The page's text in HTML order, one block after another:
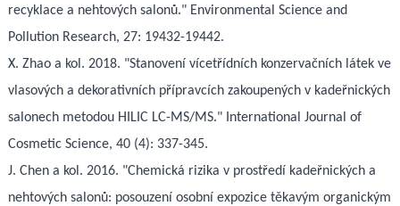
recyklace a nehtových salonů." Environmental Science and
Pollution Research, 27: 19432-19442.
X. Zhao a kol. 2018. "Stanovení vícetřídních konzervačních látek ve
vlasových a dekorativních přípravcích zakoupených v kadeřnických
salonech metodou HILIC LC-MS/MS." International Journal of
Cosmetic Science, 40 (4): 337-345.
J. Chen a kol. 2016. "Chemická rizika v prostředí kadeřnických a
nehtových salonů: posouzení osobní expozice těkavým organickým